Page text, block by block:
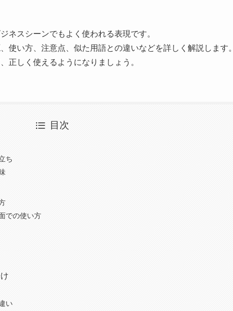
ネスシーンでもよく使われる表現です。
使い方、注意点、似た用語との違いなどを詳しく解説します。
正しく使えるようになりましょう。
目次
ち
での使い方
い